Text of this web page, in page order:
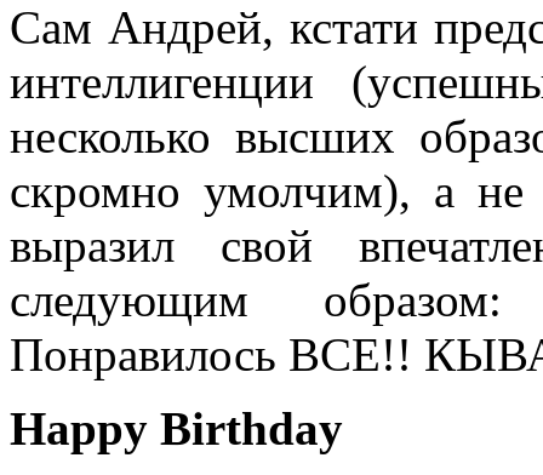
Сам Андрей, кстати
интеллигенции
несколько высших
скромно умолчим), а не
выразил свой
следующим
Понравилось ВСЕ!!
Happy Birthday